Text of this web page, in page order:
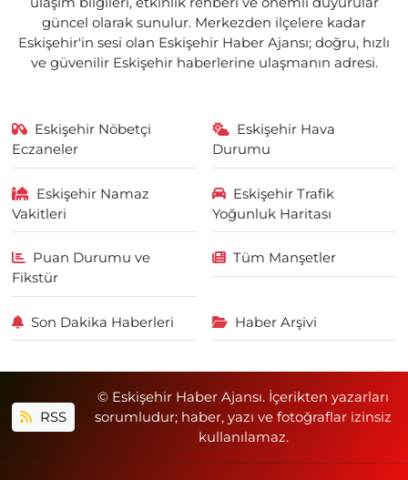
güncel olarak sunulur. Merkezden ilçelere kadar
Eskişehir'in sesi olan Eskişehir Haber Ajansı; doğru, hızlı
ve güvenilir Eskişehir haberlerine ulaşmanın adresi.
Eskişehir Nöbetçi
Eczaneler
Eskişehir Hava
Durumu
Eskişehir Namaz
Vakitleri
Eskişehir Trafik
Yoğunluk Haritası
Puan Durumu ve
Fikstür
Tüm Manşetler
Son Dakika Haberleri Haber Arşivi
RSS
© Eskişehir Haber Ajansı. İçerikten yazarları
sorumludur; haber, yazı ve fotoğraflar izinsiz
kullanılamaz.